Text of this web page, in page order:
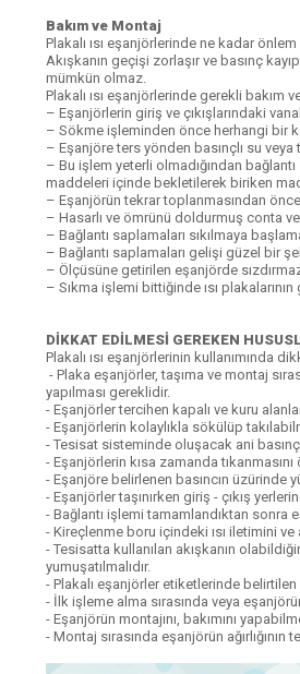
Bakım ve Montaj
Plakalı ısı eşanjörlerinde ne kadar
Akışkanın geçişi zorlaşır ve basınç
mümkün olmaz.
Plakalı ısı eşanjörlerinde gerekli bakım
– Eşanjörlerin giriş ve çıkışlarındaki
– Sökme işleminden önce herhangi bir
– Eşanjöre ters yönden basınçlı su
– Bu işlem yeterli olmadığından
maddeleri içinde bekletilerek biriken
– Eşanjörün tekrar toplanmasından
– Hasarlı ve ömrünü doldurmuş conta
– Bağlantı saplamaları sıkılmaya
– Bağlantı saplamaları gelişi güzel bir
– Ölçüsüne getirilen eşanjörde
– Sıkma işlemi bittiğinde ısı
DİKKAT EDİLMESİ GEREKEN
Plakalı ısı eşanjörlerinin kullanımında
- Plaka eşanjörler, taşıma ve montaj
yapılması gereklidir.
- Eşanjörler tercihen kapalı ve kuru
- Eşanjörlerin kolaylıkla sökülüp
- Tesisat sisteminde oluşacak ani
- Eşanjörlerin kısa zamanda
- Eşanjöre belirlenen basıncın üzürinde
- Eşanjörler taşınırken giriş - çıkış
- Bağlantı işlemi tamamlandıktan
- Kireçlenme boru içindeki ısı iletimini ve
- Tesisatta kullanılan akışkanın
yumuşatılmalıdır.
- Plakalı eşanjörler etiketlerinde belirtilen
- İlk işleme alma sırasında veya
- Eşanjörün montajını, bakımını
- Montaj sırasında eşanjörün